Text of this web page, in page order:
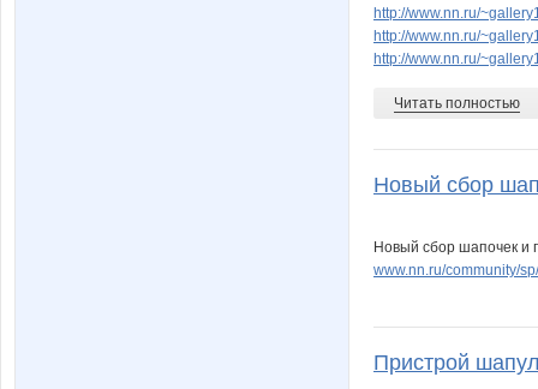
http://www.nn.ru/
http://www.nn.ru/
http://www.nn.ru/
Читать полностью
Новый сбор
Новый сбор шапочек и
www.nn.ru/community/
Пристрой